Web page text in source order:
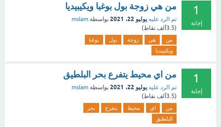
1
إجابة
من هي زوجة بول بوغبا ويكيبيديا
تم الرد عليه يوليو 22، 2021 بواسطة mslam
(3.5ألف نقاط)
من هي زوجة بول
بوغبا
ويكيبيديا
1
إجابة
من اي محيط يتفرع بحر البلطيق
تم الرد عليه يوليو 22، 2021 بواسطة mslam
(3.5ألف نقاط)
من اي محيط يتفرع
بحر
البلطيق